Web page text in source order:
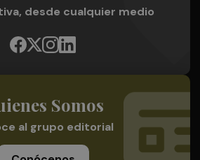
desde cualquier medio
Somos
al grupo editorial